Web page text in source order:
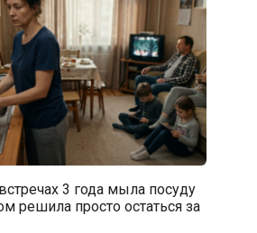
3 года мыла посуду
решила просто остаться за